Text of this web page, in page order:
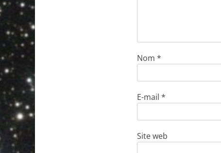
Nom *
E-mail *
Site web